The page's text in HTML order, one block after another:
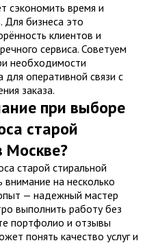
сэкономить время и
бизнеса это
клиентов и
сервиса. Советуем
необходимости
оперативной связи с
заказа.
при выборе
старой
старой стиральной
на несколько
— надежный мастер
выполнить работу без
портфолио и отзывы
понять качество услуг и